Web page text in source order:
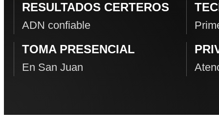
RESULTADOS CERTEROS
ADN confiable
TOMA PRESENCIAL
En San Juan